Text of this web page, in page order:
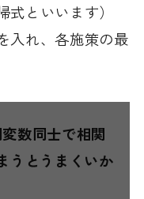
といいます）
入れ、各施策の最
数同士で相関
うとうまくいか